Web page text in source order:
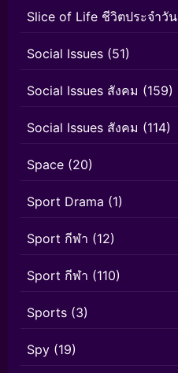
Slice of Life ชีวิตประจำวัน
Social Issues (51)
Social Issues สังคม (159)
Social Issues สังคม (114)
Space (20)
Sport Drama (1)
Sport กีฬา (12)
Sport กีฬา (110)
Sports (3)
Spy (19)